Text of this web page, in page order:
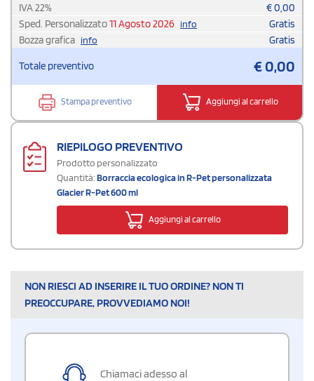
IVA22% €0,00
Sped. Personalizzato11 Agosto 2026 info
Gratis
Bozza grafica info Gratis
Totale preventivo €0,00
Stampa preventivo Aggiungi al carrello
RIEPILOGO PREVENTIVO
Prodotto personalizzato
Quantità:Borraccia ecologica in R-Pet personalizzata
Glacier R-Pet 600 ml
Aggiungi al carrello
NON RIESCI AD INSERIRE IL TUO ORDINE? NON TI
PREOCCUPARE, PROVVEDIAMO NOI!
Chiamaci adesso al